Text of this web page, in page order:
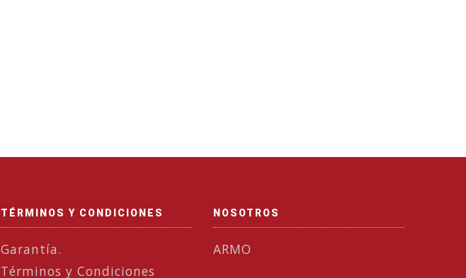
TÉRMINOS Y CONDICIONES
Garantía.
Términos y Condiciones
NOSOTROS
ARMO